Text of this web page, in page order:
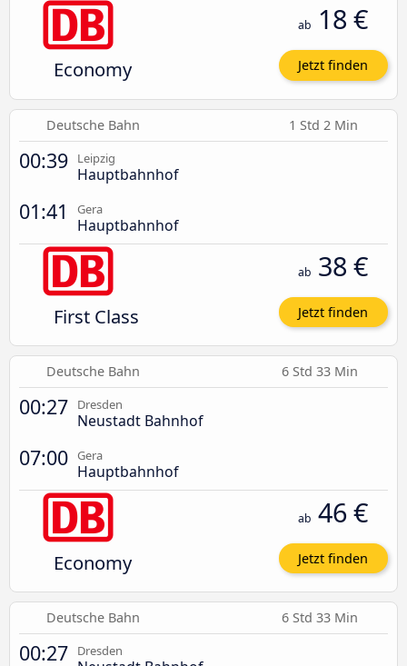
Economy
ab 18 €
Jetzt finden
Deutsche Bahn 1 Std 2 Min
00:39 Leipzig
Hauptbahnhof
01:41 Gera
Hauptbahnhof
First Class
ab 38 €
Jetzt finden
Deutsche Bahn 6 Std 33 Min
00:27 Dresden
Neustadt Bahnhof
07:00 Gera
Hauptbahnhof
Economy
ab 46 €
Jetzt finden
Deutsche Bahn 6 Std 33 Min
00:27 Dresden